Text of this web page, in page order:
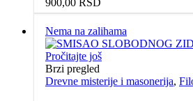
900,00 RSD
Nema na zalihama
Pročitajte još
Brzi pregled
Drevne misterije i masonerija,